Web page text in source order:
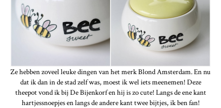
Ze hebben zoveel leuke dingen van het merk Blond Amsterdam. En nu
dat ik dan in de stad zelf was, moest ik wel iets meenemen! Deze
theepot vond ik bij De Bijenkorf en hij is zo cute! Langs de ene kant
hartjessnoepjes en langs de andere kant twee bijtjes, ik ben fan!